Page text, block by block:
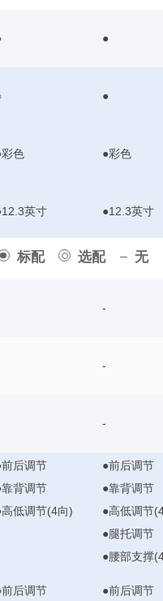
标配 选配 无
●
●
彩色 ●彩色
英寸 ●12.3英寸
-
-
-
前后调节
靠背调节
高低调节(4向)
●前后调节
●靠背调节
●高低调节
●腿托调节
●腰部支撑
前后调节
●前后调节